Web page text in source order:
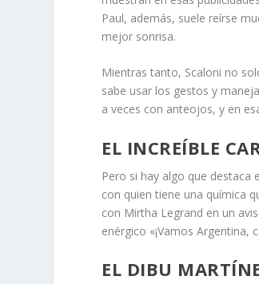
Paul, además, suele reírse
mejor sonrisa.
Mientras tanto, Scaloni no
sabe usar los gestos y
a veces con anteojos, y en
EL INCREÍBLE
Pero si hay algo que
con quien tiene una química
con Mirtha Legrand en un
enérgico «¡Vamos Argentina,
EL DIBU